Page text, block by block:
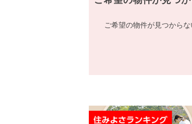
ご希望の物件が見つから